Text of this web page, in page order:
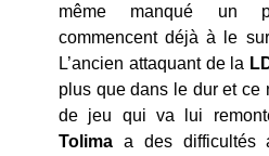
même manqué un
commencent déjà à le
L’ancien attaquant de la
plus que dans le dur et ce
de jeu qui va lui
Tolima a des difficultés